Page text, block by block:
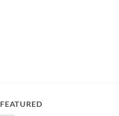
FEATURED